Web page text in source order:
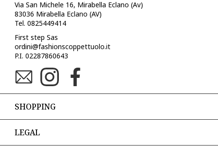
Via San Michele 16, Mirabella Eclano (Av)
83036 Mirabella Eclano (AV)
Tel. 0825449414
First step Sas
ordini@fashionscoppettuolo.it
P.I. 02287860643
SHOPPING
LEGAL